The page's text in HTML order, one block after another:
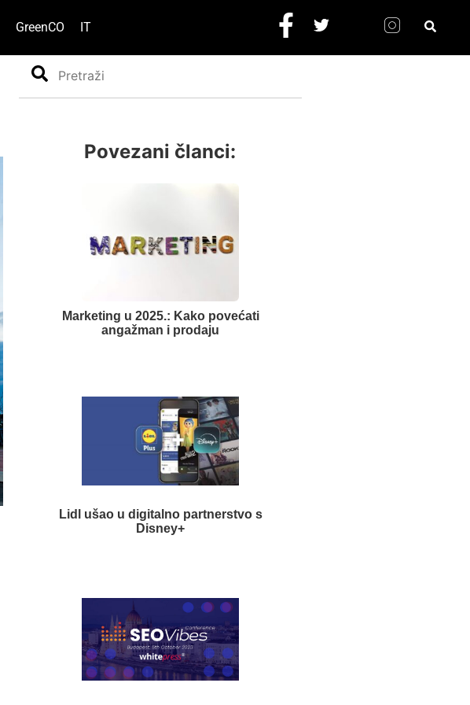
GreenCO IT
Search
Povezani članci:
Marketing u 2025.: Kako povećati
angažman i prodaju
Lidl ušao u digitalno partnerstvo s
Disney+